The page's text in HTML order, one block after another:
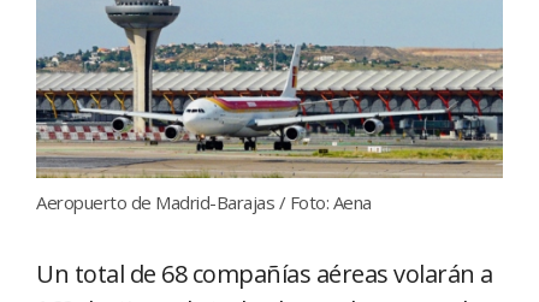
Aeropuerto de Madrid-Barajas / Foto: Aena
Un total de 68 compañías aéreas volarán a